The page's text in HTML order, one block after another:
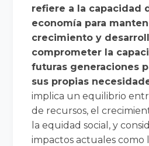
refiere a la capacidad
economía para
crecimiento y
comprometer la
futuras generaciones
sus propias
implica un equilibrio
de recursos, el
la equidad social, y
impactos actuales como